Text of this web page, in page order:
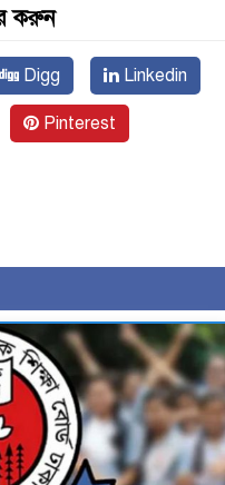
করুন
Digg Linkedin
Pinterest